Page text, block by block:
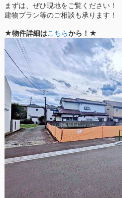
まずは、ぜひ現地をご覧ください！
建物プラン等のご相談も承ります！
★物件詳細はこちらから！★